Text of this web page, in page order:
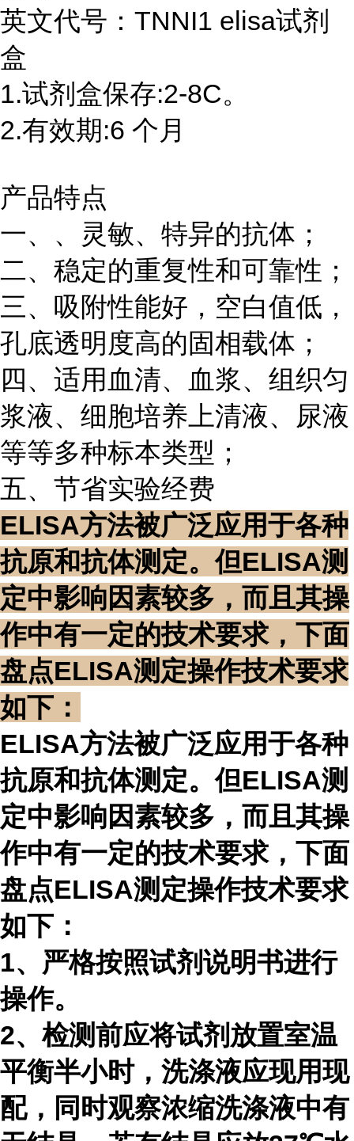
英文代号：TNNI1 elisa试剂
盒
1.试剂盒保存:2-8C。
2.有效期:6 个月
产品特点
一、、灵敏、特异的抗体；
二、稳定的重复性和可靠性；
三、吸附性能好，空白值低，
孔底透明度高的固相载体；
四、适用血清、血浆、组织匀
浆液、细胞培养上清液、尿液
等等多种标本类型；
五、节省实验经费
ELISA方法被广泛应用于各种
抗原和抗体测定。但ELISA测
定中影响因素较多，而且其操
作中有一定的技术要求，下面
盘点ELISA测定操作技术要求
如下：
ELISA方法被广泛应用于各种
抗原和抗体测定。但ELISA测
定中影响因素较多，而且其操
作中有一定的技术要求，下面
盘点ELISA测定操作技术要求
如下：
1、严格按照试剂说明书进行
操作。
2、检测前应将试剂放置室温
平衡半小时，洗涤液应现用现
配，同时观察浓缩洗涤液中有